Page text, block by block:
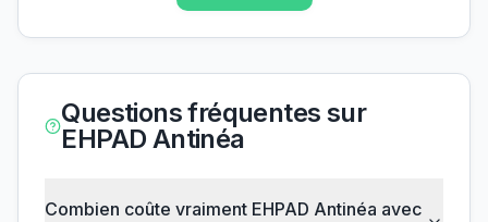
Questions fréquentes sur
EHPAD Antinéa
Combien coûte vraiment EHPAD Antinéa avec